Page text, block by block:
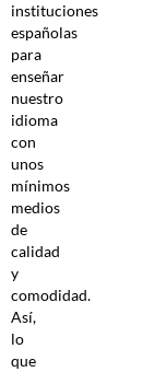
instituciones
españolas
para
enseñar
nuestro
idioma
con
unos
mínimos
medios
de
calidad
y
comodidad.
Así,
lo
que